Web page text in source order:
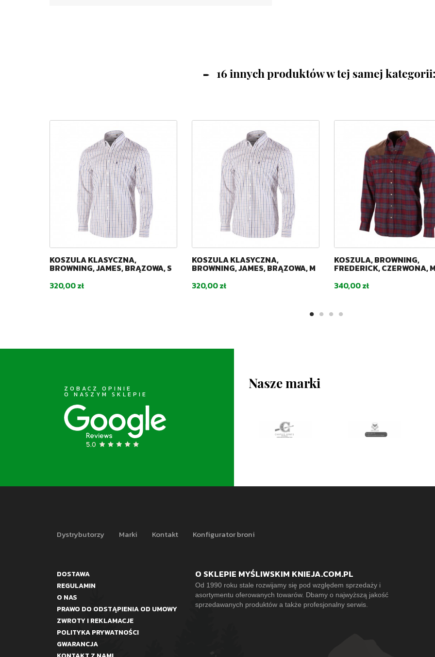
16 innych produktów w tej samej
KOSZULA KLASYCZNA,
BROWNING, JAMES, BRĄZOWA, S
Cena
320,00 zł
KOSZULA KLASYCZNA,
BROWNING, JAMES, BRĄZOWA, M
Cena
320,00 zł
KOSZULA, BROWNING,
FREDERICK, CZERWONA,
Cena
340,00 zł
ZOBACZ OPINIE
O NASZYM SKLEPIE
Nasze marki
Dystrybutorzy Marki Kontakt Konfigurator broni
DOSTAWA
REGULAMIN
O NAS
PRAWO DO ODSTĄPIENIA OD UMOWY
ZWROTY I REKLAMACJE
POLITYKA PRYWATNOŚCI
GWARANCJA
O SKLEPIE MYŚLIWSKIM KNIEJA.COM.PL
Od 1990 roku stale rozwijamy się pod względem sprzedaży i
asortymentu oferowanych towarów. Dbamy o najwyższą jakość
sprzedawanych produktów a także profesjonalny serwis.